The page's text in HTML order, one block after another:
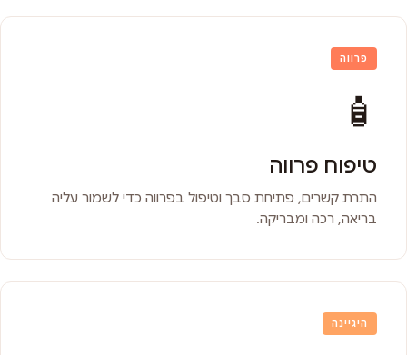
פרווה
🧴
טיפוח פרווה
התרת קשרים, פתיחת סבך וטיפול בפרווה כדי לשמור עליה
בריאה, רכה ומבריקה.
היגיינה